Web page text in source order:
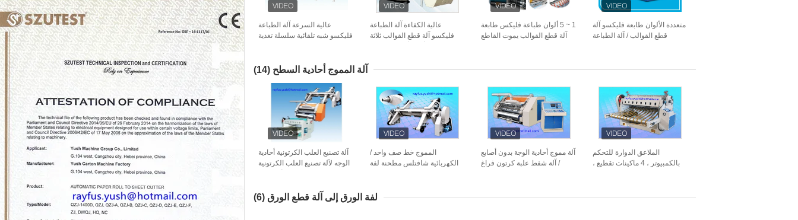
عالية السرعة آلة الطباعة
فليكسو شبه تلقائية سلسلة تغذية
عالية الكفاءة آلة الطباعة
فليكسو آلة قطع القوالب ثلاثة
1 ~ 5 ألوان طباعة فليكس طابعة
آلة قطع القوالب يموت القاطع
متعددة الألوان طابعة فليكسو آلة
قطع القوالب / آلة الطباعة
آلة المموج أحادية السطح (14)
آلة تصنيع العلب الكرتونية أحادية
الوجه لآلة تصنيع العلب الكرتونية
المموج خط صف واحد /
الكهربائية شافتلس مطحنة لفة
آلة مموج أحادية الوجة بدون أصابع
/ آلة شفط علبة كرتون فراغ
الملاعق الدوارة للتحكم
بالكمبيوتر ، 4 ماكينات تقطيع ،
لفة الورق إلى آلة قطع الورق (6)